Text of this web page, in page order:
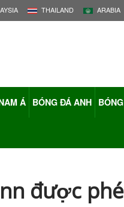
THAILAND ARABIA
Á BÓNG ĐÁ ANH
được